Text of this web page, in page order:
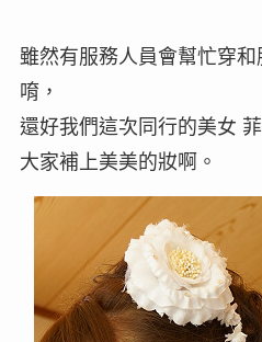
雖然有服務人員會幫忙穿
唷，
還好我們這次同行的美女
大家補上美美的妝啊。